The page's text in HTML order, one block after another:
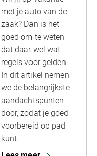
met je auto van de
zaak? Dan is het
goed om te weten
dat daar wel wat
regels voor gelden.
In dit artikel nemen
we de belangrijkste
aandachtspunten
door, zodat je goed
voorbereid op pad
kunt.